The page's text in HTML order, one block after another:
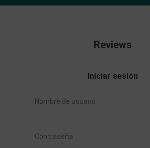
Reviews
Iniciar sesión